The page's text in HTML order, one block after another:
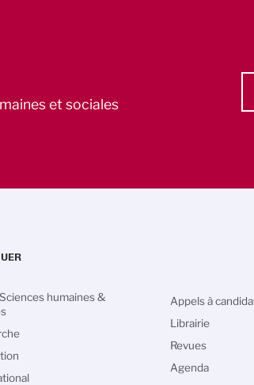
et sociales
humaines &
Appels à
Librairie
Revues
Agenda